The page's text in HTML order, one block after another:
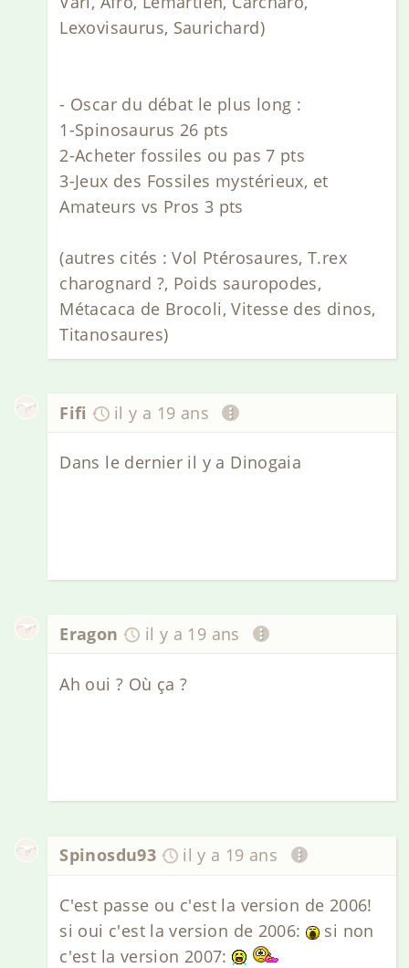
Lexovisaurus, Saurichard)
- Oscar du débat le plus long :
1-Spinosaurus 26 pts
2-Acheter fossiles ou pas 7 pts
3-Jeux des Fossiles mystérieux, et
Amateurs vs Pros 3 pts
(autres cités : Vol Ptérosaures, T.rex
charognard ?, Poids sauropodes,
Métacaca de Brocoli, Vitesse des dinos,
Titanosaures)
Fifi il y a 19 ans
Dans le dernier il y a Dinogaia
Eragon il y a 19 ans
Ah oui ? Où ça ?
Spinosdu93 il y a 19 ans
C'est passe ou c'est la version de 2006!
si oui c'est la version de 2006:
si non
c'est la version 2007: